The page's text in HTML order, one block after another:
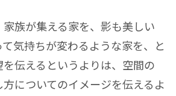
族が集える家を、影も美しい
気持ちが変わるような家を、と
伝えるというよりは、空間の
についてのイメージを伝えるよ